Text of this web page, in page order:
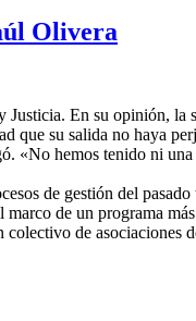
Olivera
En su opinión, la
que su salida no haya
«No hemos tenido ni
de gestión del
de un programa
de asociaciones